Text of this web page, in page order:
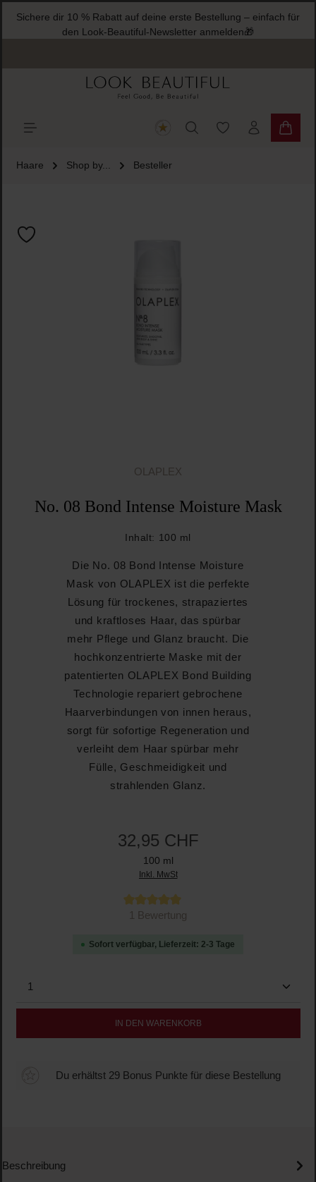
springen
Sichere dir 10 % Rabatt auf deine erste Bestellung – einfach für
den Look-Beautiful-Newsletter anmelden🎁
Du hast 0
Haare Shop by... Besteller
OLAPLEX
No. 08 Bond Intense Moisture Mask
Inhalt: 100 ml
Die No. 08 Bond Intense Moisture
Mask von OLAPLEX ist die perfekte
Lösung für trockenes, strapaziertes
und kraftloses Haar, das spürbar
mehr Pflege und Glanz braucht. Die
hochkonzentrierte Maske mit der
patentierten OLAPLEX Bond Building
Technologie repariert gebrochene
Haarverbindungen von innen heraus,
sorgt für sofortige Regeneration und
verleiht dem Haar spürbar mehr
Fülle, Geschmeidigkeit und
strahlenden Glanz.
32,95 CHF
100 ml
Inkl. MwSt
Durchschnittliche Bewertung von 5 von 5 Sternen
1 Bewertung
Sofort verfügbar, Lieferzeit: 2-3 Tage
Produkt Anzahl: Gib den gewünschten Wert ein
IN DEN WARENKORB
Du erhältst 29 Bonus Punkte für diese Bestellung
Beschreibung